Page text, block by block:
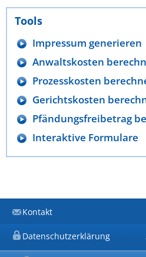
Tools
Impressum generieren
Anwaltskosten
Prozesskosten
Gerichtskosten
Pfändungsfreibetrag
Interaktive Formulare
Kontakt
Datenschutzerklärung